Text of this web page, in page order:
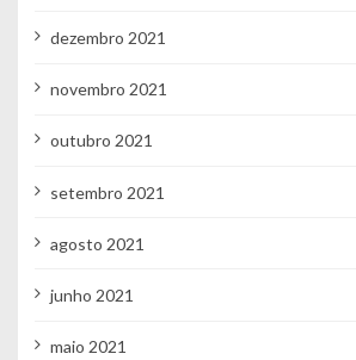
dezembro 2021
novembro 2021
outubro 2021
setembro 2021
agosto 2021
junho 2021
maio 2021